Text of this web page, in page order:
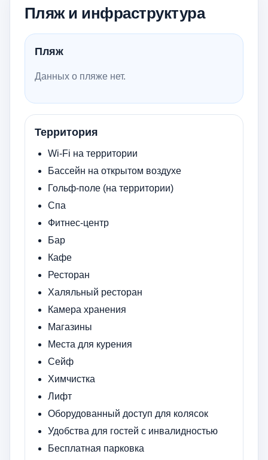
Пляж и инфраструктура
Пляж
Данных о пляже нет.
Территория
Wi-Fi на территории
Бассейн на открытом воздухе
Гольф-поле (на территории)
Спа
Фитнес-центр
Бар
Кафе
Ресторан
Халяльный ресторан
Камера хранения
Магазины
Места для курения
Сейф
Химчистка
Лифт
Оборудованный доступ для колясок
Удобства для гостей с инвалидностью
Бесплатная парковка